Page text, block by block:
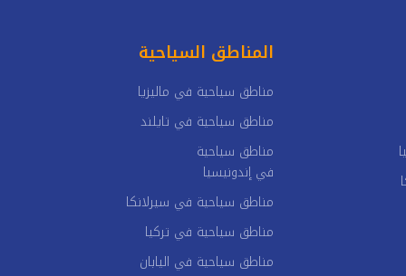
المناطق السياحية
مناطق سياحية في ماليزيا
مناطق سياحية في تايلند
مناطق سياحية
في إندونيسيا
مناطق سياحية في سيرلانكا
مناطق سياحية في تركيا
مناطق سياحية في اليابان